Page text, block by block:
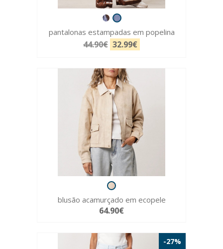
pantalonas estampadas em popelina
44.90€ 32.99€
blusão acamurçado em ecopele
64.90€
-27%